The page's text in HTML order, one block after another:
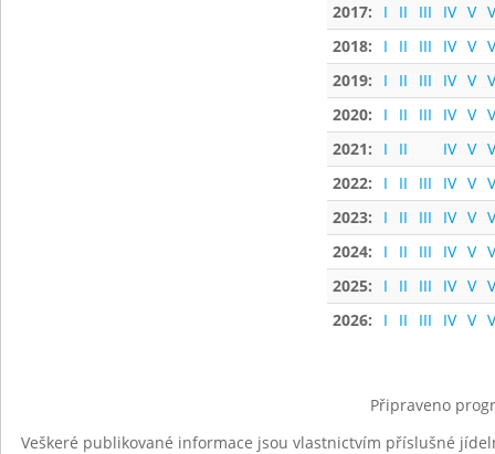
2017:
I II III IV V
2018:
I II III IV V
2019:
I II III IV V
2020:
I II III IV V
2021:
I II IV V
2022:
I II III IV V
2023:
I II III IV V
2024:
I II III IV V
2025:
I II III IV V
2026:
I II III IV V
Připraveno
Veškeré publikované informace jsou vlastnictvím příslušné